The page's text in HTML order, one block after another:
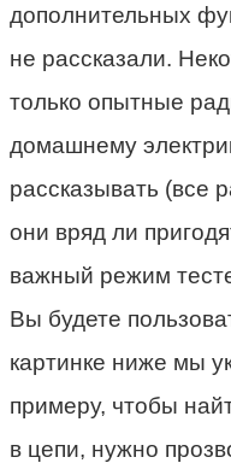
дополнительных
не рассказали.
только опытные
домашнему
рассказывать (все
они вряд ли
важный режим
Вы будете
картинке ниже мы
примеру, чтобы
в цепи, нужно